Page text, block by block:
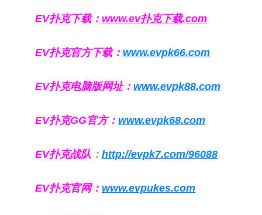
EV扑克下载： www.ev扑克下载.com
EV扑克官方下载： www.evpk66.com
EV扑克电脑版网址： www.evpk88.com
EV扑克GG官方： www.evpk68.com
EV扑克战队 ： http://evpk7.com/96088
EV扑克官网： www.evpukes.com